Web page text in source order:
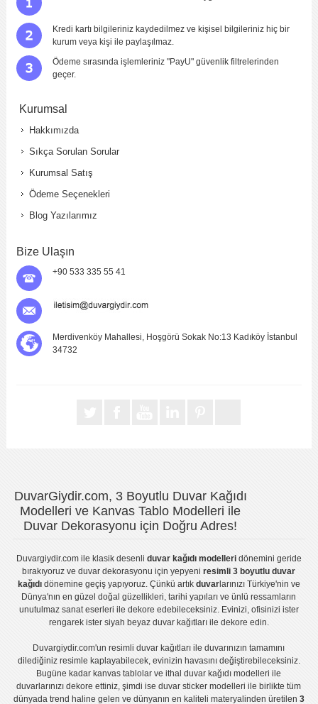
Kredi kartı bilgileriniz kaydedilmez ve kişisel bilgileriniz hiç bir
kurum veya kişi ile paylaşılmaz.
Ödeme sırasında işlemleriniz "PayU" güvenlik filtrelerinden
geçer.
Kurumsal
Hakkımızda
Sıkça Sorulan Sorular
Kurumsal Satış
Ödeme Seçenekleri
Blog Yazılarımız
Bize Ulaşın
+90 533 335 55 41
Merdivenköy Mahallesi, Hoşgörü Sokak No:13 Kadıköy İstanbul
34732
DuvarGiydir.com, 3 Boyutlu Duvar Kağıdı
Modelleri ve Kanvas Tablo Modelleri ile
Duvar Dekorasyonu için Doğru Adres!
Duvargiydir.comile klasik desenli duvar kağıdı modelleridönemini geride
bırakıyoruz veduvar dekorasyonu için yepyeniresimli 3 boyutlu duvar
kağıdıdönemine geçiş yapıyoruz. Çünkü artık duvarlarınızı Türkiye'nin ve
Dünya'nın en güzel doğal güzellikleri, tarihi yapıları ve ünlü ressamların
unutulmaz sanat eserleri ile dekore edebileceksiniz. Evinizi, ofisinizi ister
rengarek ister siyah beyaz duvar kağıtlarıile dekore edin.
Duvargiydir.com'unresimli duvar kağıtları ile duvarınızın tamamını
dilediğiniz resimle kaplayabilecek, evinizin havasını değiştirebileceksiniz.
Bugüne kadarkanvas tablolar veithal duvar kağıdı modelleri ile
duvarlarınızı dekore ettiniz, şimdi iseduvar sticker modelleri ile birlikte tüm
dünyada trend haline gelen ve dünyanın en kaliteli materyalinden üretilen 3